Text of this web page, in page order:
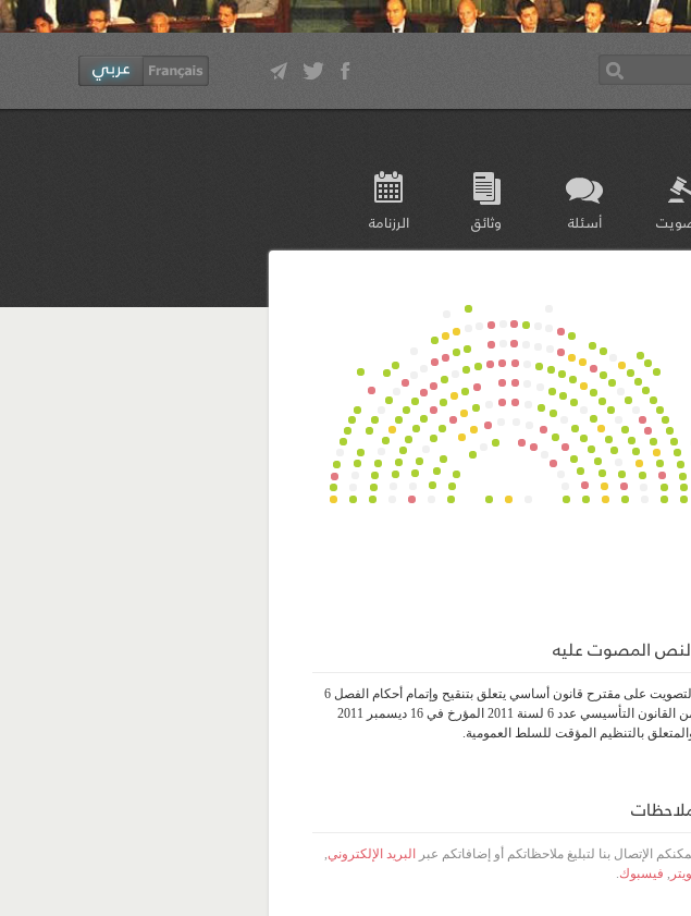
أسئلة وثائق الرزنامة
المصوت عليه
التصويت على مقترح قانون أساسي يتعلق بتنقيح وإتمام أحكام الفصل 6
من القانون التأسيسي عدد 6 لسنة 2011 المؤرخ في 16 ديسمبر 2011
بالتنظيم المؤقت للسلط العمومية.
الإتصال بنا لتبليغ ملاحظاتكم أو إضافاتكم عبر البريد الإلكتروني,
, فيسبوك.